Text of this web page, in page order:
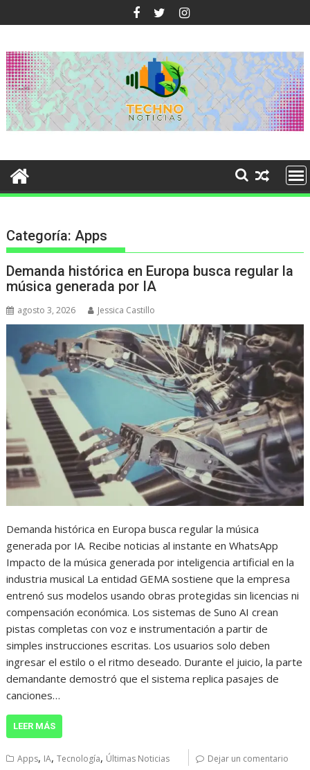
al
Categoría:Apps
Demanda histórica en Europa busca regular la
música generada por IA
agosto 3, 2026 Jessica Castillo
Demanda histórica en Europa busca regular la música
generada por IA. Recibe noticias al instante en WhatsApp
Impacto de la música generada por inteligencia artificial en la
industria musical La entidad GEMA sostiene que la empresa
entrenó sus modelos usando obras protegidas sin licencias ni
compensación económica. Los sistemas de Suno AI crean
pistas completas con voz e instrumentación a partir de
simples instrucciones escritas. Los usuarios solo deben
ingresar el estilo o el ritmo deseado. Durante el juicio, la parte
demandante demostró que el sistema replica pasajes de
canciones…
LEER MÁS
Apps, IA,Tecnología, Últimas Noticias Dejar un comentario